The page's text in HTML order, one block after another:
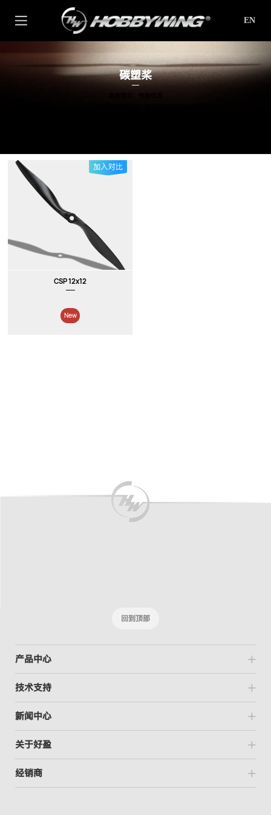
EN
碳塑桨
高效稳定，性能优异
CSP 12x12
回到顶部
产品中心
技术支持
新闻中心
关于好盈
经销商